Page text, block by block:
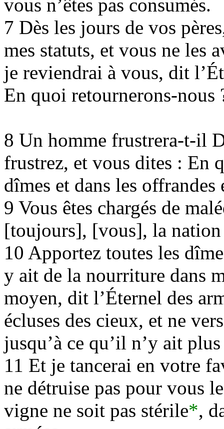
vous n’êtes pas consumés.
7 Dès les jours de vos
mes statuts, et vous ne les
je reviendrai à vous, dit
En quoi retournerons-nous
8 Un homme frustrera-t-il
frustrez, et vous dites : En
dîmes et dans les offrandes
9 Vous êtes chargés de
[toujours], [vous], la
10 Apportez toutes les
y ait de la nourriture dans
moyen, dit l’Éternel des
écluses des cieux, et ne
jusqu’à ce qu’il n’y ait
11 Et je tancerai en votre
ne détruise pas pour vous
vigne ne soit pas stérile*,